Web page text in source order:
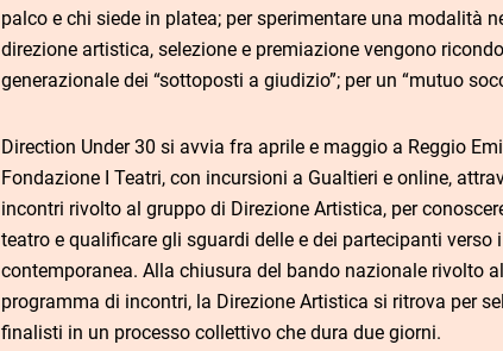
palco e chi siede in platea; per sperimentare una modalità
direzione artistica, selezione e premiazione vengono
generazionale dei “sottoposti a giudizio”; per un “mutuo
Direction Under 30 si avvia fra aprile e maggio a Reggio
Fondazione I Teatri, con incursioni a Gualtieri e online,
incontri rivolto al gruppo di Direzione Artistica, per
teatro e qualificare gli sguardi delle e dei partecipanti
contemporanea. Alla chiusura del bando nazionale rivolto
programma di incontri, la Direzione Artistica si ritrova per
finalisti in un processo collettivo che dura due giorni.